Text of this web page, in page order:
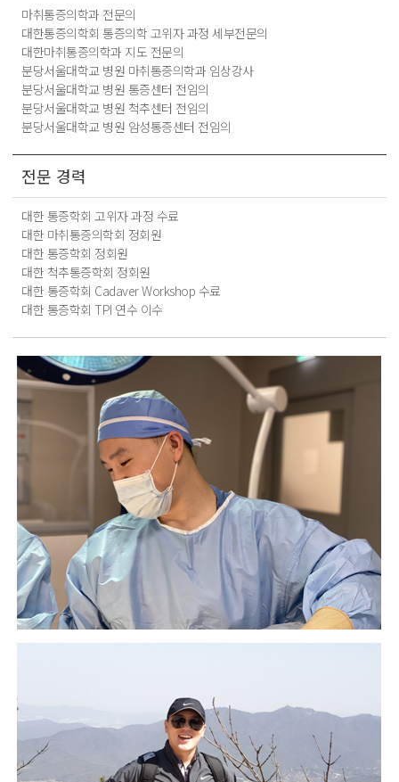
마취통증의학과 전문의
대한통증의학회 통증의학 고위자 과정 세부전문의
대한마취통증의학과 지도 전문의
분당서울대학교 병원 마취통증의학과 임상강사
분당서울대학교 병원 통증센터 전임의
분당서울대학교 병원 척추센터 전임의
분당서울대학교 병원 암성통증센터 전임의
전문 경력
대한 통증학회 고위자 과정 수료
대한 마취통증의학회 정회원
대한 통증학회 정회원
대한 척추통증학회 정회원
대한 통증학회 Cadaver Workshop 수료
대한 통증학회 TPI 연수 이수